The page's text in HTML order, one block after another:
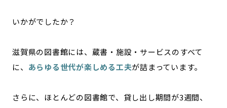
いかがでしたか？
滋賀県の図書館には、蔵書・施設・サービスのすべて
に、 あらゆる世代が楽しめる工夫が詰まっています。
さらに、ほとんどの図書館で、貸し出し期間が3週間、